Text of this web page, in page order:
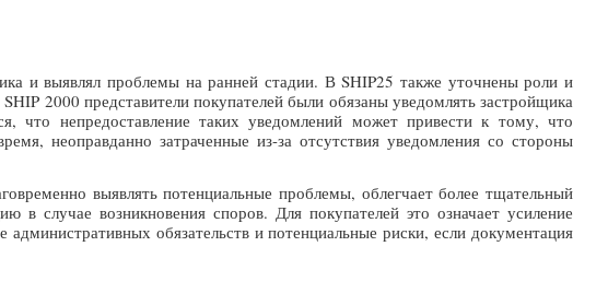
и выявлял проблемы на ранней стадии. В SHIP25 также уточнены роли и
2000 представители покупателей были обязаны уведомлять застройщика
что непредоставление таких уведомлений может привести к тому, что
неоправданно затраченные из-за отсутствия уведомления со стороны
выявлять потенциальные проблемы, облегчает более тщательный
случае возникновения споров. Для покупателей это означает усиление
административных обязательств и потенциальные риски, если документация